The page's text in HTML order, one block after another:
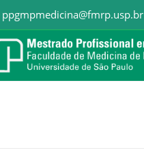
ppgmpmedicina@fmrp.usp.br